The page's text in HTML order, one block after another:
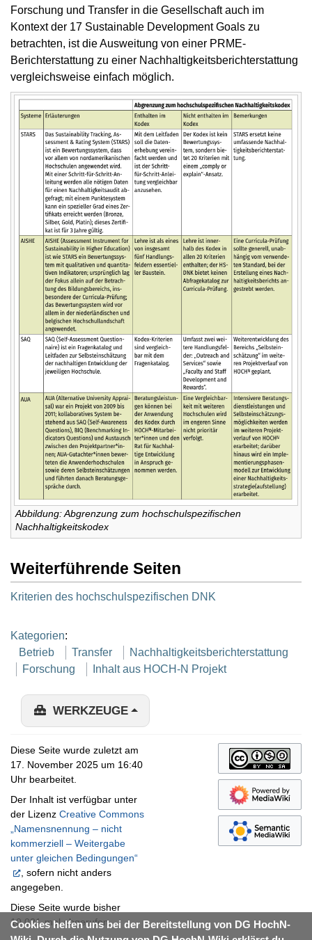
Forschung und Transfer in die Gesellschaft auch im
Kontext der 17 Sustainable Development Goals zu
betrachten, ist die Ausweitung von einer PRME-
Berichterstattung zu einer Nachhaltigkeitsberichterstattung
vergleichsweise einfach möglich.
Abbildung: Abgrenzung zum hochschulspezifischen
Nachhaltigkeitskodex
Weiterführende Seiten
Kriterien des hochschulspezifischen DNK
Cookies helfen uns bei der Bereitstellung von DG HochN-
Kategorien:
Betrieb
Transfer
Nachhaltigkeitsberichterstattung
Forschung
Inhalt aus HOCH-N Projekt
WERKZEUGE
Diese Seite wurde zuletzt am
17. November 2025 um 16:40
Uhr bearbeitet.
Der Inhalt ist verfügbar unter
der Lizenz Creative Commons
„Namensnennung – nicht
kommerziell – Weitergabe
unter gleichen Bedingungen“
, sofern nicht anders
angegeben.
Diese Seite wurde bisher
10.021-mal abgerufen.